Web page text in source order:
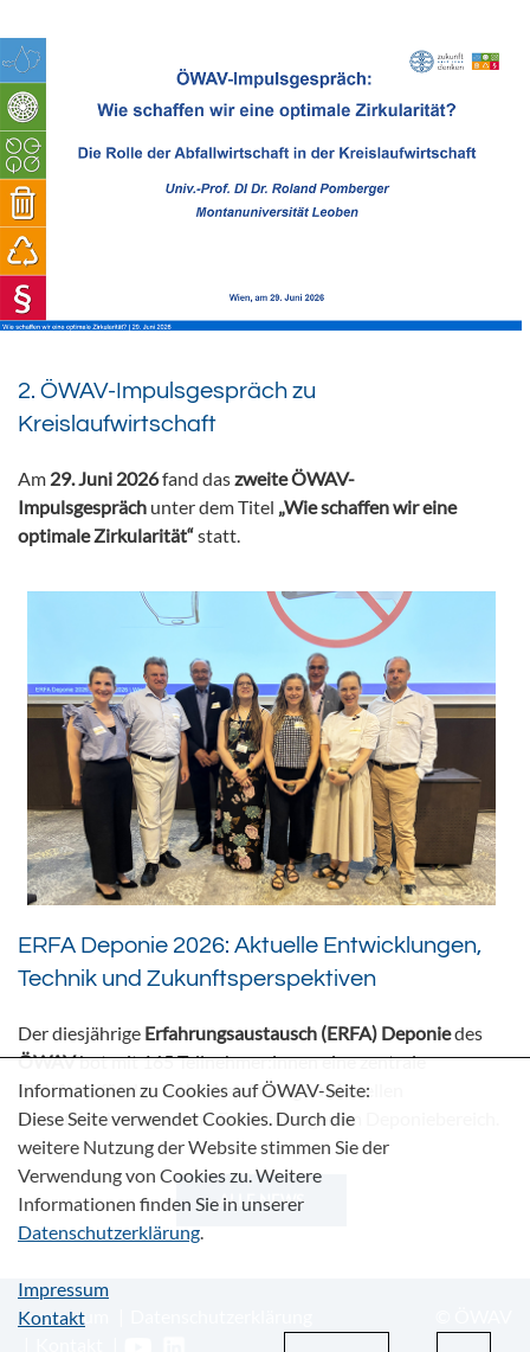
2. ÖWAV-Impulsgespräch zu
Kreislaufwirtschaft
Am 29. Juni 2026fand daszweite ÖWAV-
Impulsgespräch unter dem Titel „Wie schaffen wir eine
optimale Zirkularität“statt.
ERFA Deponie 2026: Aktuelle Entwicklungen,
Technik und Zukunftsperspektiven
Der diesjährige Erfahrungsaustausch (ERFA) Deponiedes
ÖWAVbot mit 165 Teilnehmer:innen eine zentrale
Plattform für den fachlichen Dialog zu aktuellen
Herausforderungen und Entwicklungen im Deponiebereich.
ALLE NEWS
Impressum
Informationen zu Cookies auf ÖWAV-Seite:
Diese Seite verwendet Cookies. Durch die
weitere Nutzung der Website stimmen Sie der
Verwendung von Cookies zu. Weitere
Informationen finden Sie in unserer
Datenschutzerklärung.
Impressum
Kontakt